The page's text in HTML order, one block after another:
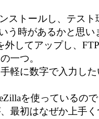
ストールし、テス
う時があるかと思い
外してアップし、
一つ。
軽に数字で入力し
を使っているの
最初はなぜか上手